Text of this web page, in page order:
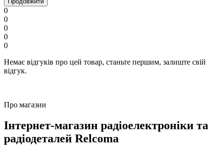
0
0
0
0
0
Немає відгуків про цей товар, станьте першим, залиште свій
відгук.
Про магазин
Інтернет-магазин радіоелектроніки та
радіодеталей Relcoma